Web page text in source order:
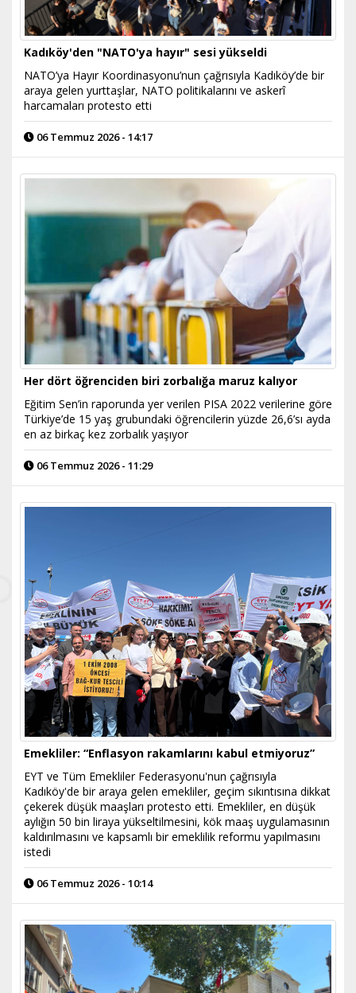
Kadıköy'den "NATO'ya hayır" sesi yükseldi
NATO’ya Hayır Koordinasyonu’nun çağrısıyla Kadıköy’de bir
araya gelen yurttaşlar, NATO politikalarını ve askerî
harcamaları protesto etti
06 Temmuz 2026 - 14:17
Her dört öğrenciden biri zorbalığa maruz kalıyor
Eğitim Sen’in raporunda yer verilen PISA 2022 verilerine göre
Türkiye’de 15 yaş grubundaki öğrencilerin yüzde 26,6’sı ayda
en az birkaç kez zorbalık yaşıyor
06 Temmuz 2026 - 11:29
Emekliler: “Enflasyon rakamlarını kabul etmiyoruz”
EYT ve Tüm Emekliler Federasyonu'nun çağrısıyla
Kadıköy'de bir araya gelen emekliler, geçim sıkıntısına dikkat
çekerek düşük maaşları protesto etti. Emekliler, en düşük
aylığın 50 bin liraya yükseltilmesini, kök maaş uygulamasının
kaldırılmasını ve kapsamlı bir emeklilik reformu yapılmasını
istedi
06 Temmuz 2026 - 10:14